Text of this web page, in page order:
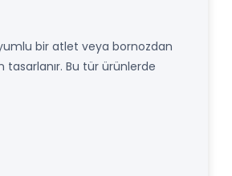
bir atlet veya bornozdan
tasarlanır. Bu tür ürünlerde